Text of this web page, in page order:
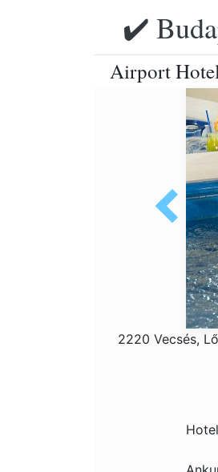
✔️
Airport
2220 Vecsés,